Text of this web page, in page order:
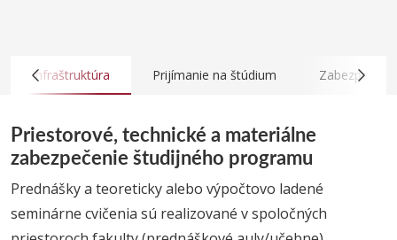
Infraštruktúra Prijímanie na štúdium
Priestorové, technické a materiálne
zabezpečenie študijného programu
Prednášky a teoreticky alebo výpočtovo ladené
seminárne cvičenia sú realizované v spoločných